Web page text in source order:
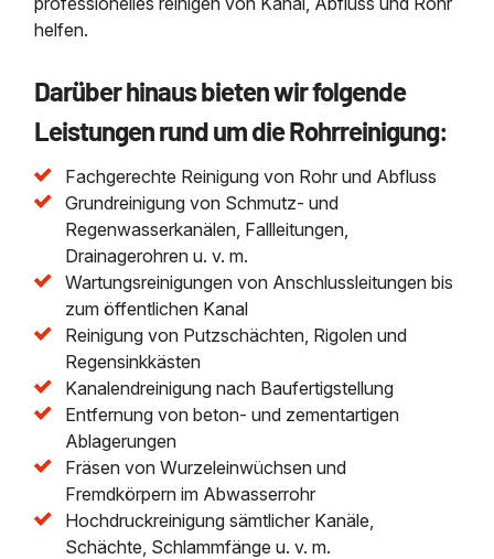
helfen.
Darüber hinaus bieten wir folgende
Leistungen rund um die Rohrreinigung:
Fachgerechte Reinigung von Rohr und Abfluss
Grundreinigung von Schmutz- und
Regenwasserkanälen, Fallleitungen,
Drainagerohren u. v. m.
Wartungsreinigungen von Anschlussleitungen bis
zum öffentlichen Kanal
Reinigung von Putzschächten, Rigolen und
Regensinkkästen
Kanalendreinigung nach Baufertigstellung
Entfernung von beton- und zementartigen
Ablagerungen
Fräsen von Wurzeleinwüchsen und
Fremdkörpern im Abwasserrohr
Hochdruckreinigung sämtlicher Kanäle,
Schächte, Schlammfänge u. v. m.